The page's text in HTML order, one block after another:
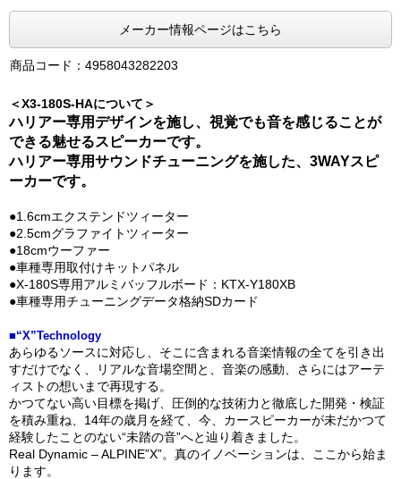
メーカー情報ページはこちら
商品コード：4958043282203
＜X3-180S-HAについて＞
ハリアー専用デザインを施し、視覚でも音を感じることが
できる魅せるスピーカーです。
ハリアー専用サウンドチューニングを施した、3WAYスピ
ーカーです。
●1.6cmエクステンドツィーター
●2.5cmグラファイトツィーター
●18cmウーファー
●車種専用取付けキットパネル
●X-180S専用アルミバッフルボード：KTX-Y180XB
●車種専用チューニングデータ格納SDカード
■“X”Technology
あらゆるソースに対応し、そこに含まれる音楽情報の全てを引き出
すだけでなく、リアルな音場空間と、音楽の感動、さらにはアーテ
ィストの想いまで再現する。
かつてない高い目標を掲げ、圧倒的な技術力と徹底した開発・検証
を積み重ね、14年の歳月を経て、今、カースピーカーが未だかつて
経験したことのない“未踏の音”へと辿り着きました。
Real Dynamic – ALPINE”X”。真のイノベーションは、ここから始ま
ります。